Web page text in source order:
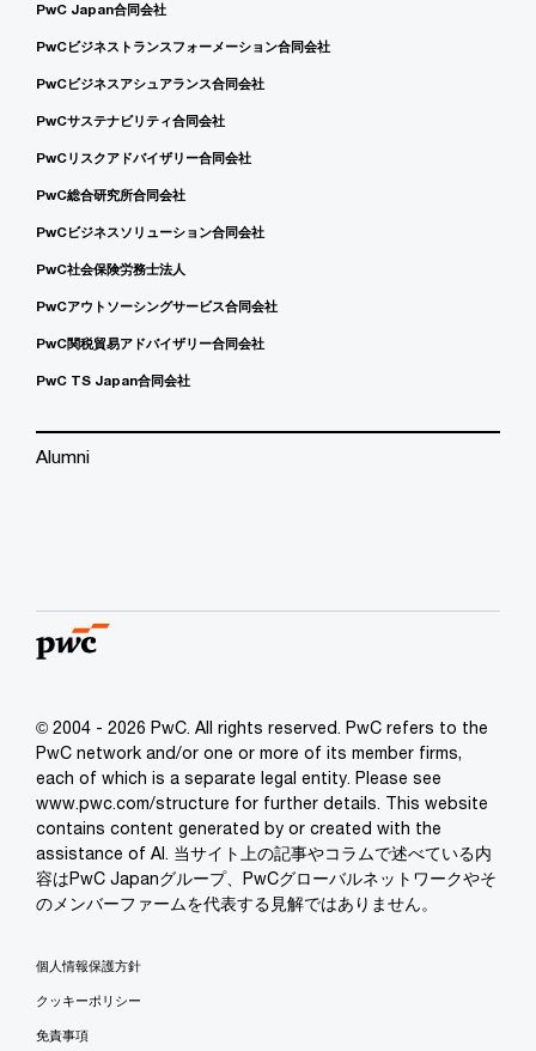
PwC Japan合同会社
PwCビジネストランスフォーメーション合同会社
PwCビジネスアシュアランス合同会社
PwCサステナビリティ合同会社
PwCリスクアドバイザリー合同会社
PwC総合研究所合同会社
PwCビジネスソリューション合同会社
PwC社会保険労務士法人
PwCアウトソーシングサービス合同会社
PwC関税貿易アドバイザリー合同会社
PwC TS Japan合同会社
Alumni
© 2004 - 2026 PwC. All rights reserved. PwC refers to the
PwC network and/or one or more of its member firms,
each of which is a separate legal entity. Please see
www.pwc.com/structure for further details. This website
contains content generated by or created with the
assistance of AI. 当サイト上の記事やコラムで述べている内
容はPwC Japanグループ、PwCグローバルネットワークやそ
のメンバーファームを代表する見解ではありません。
個人情報保護方針
クッキーポリシー
免責事項